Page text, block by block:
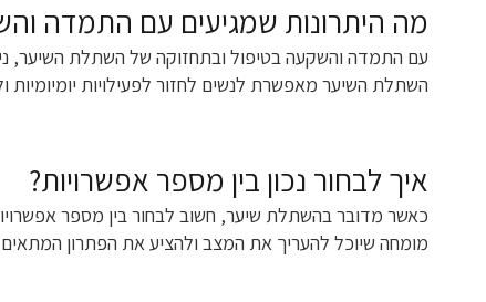
מה היתרונות שמגיעים עם התמדה
עם התמדה והשקעה בטיפול ובתחזוקה של השתלת השיער,
השתלת השיער מאפשרת לנשים לחזור לפעילויות יומיומיות
איך לבחור נכון בין מספר אפשרויות?
כאשר מדובר בהשתלת שיער, חשוב לבחור בין מספר
מומחה שיוכל להעריך את המצב ולהציע את הפתרון המתאים